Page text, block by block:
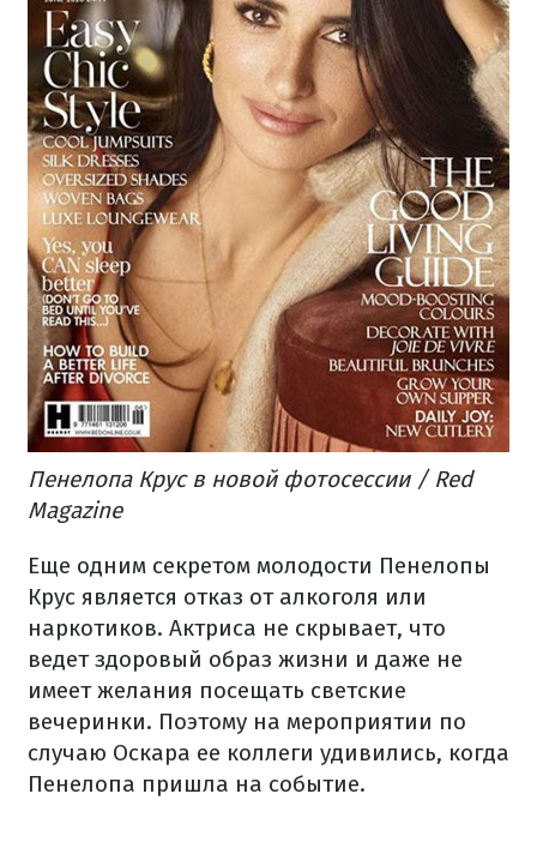
Пенелопа Крус в новой фотосессии / Red
Magazine
Еще одним секретом молодости Пенелопы
Крус является отказ от алкоголя или
наркотиков. Актриса не скрывает, что
ведет здоровый образ жизни и даже не
имеет желания посещать светские
вечеринки. Поэтому на мероприятии по
случаю Оскара ее коллеги удивились, когда
Пенелопа пришла на событие.